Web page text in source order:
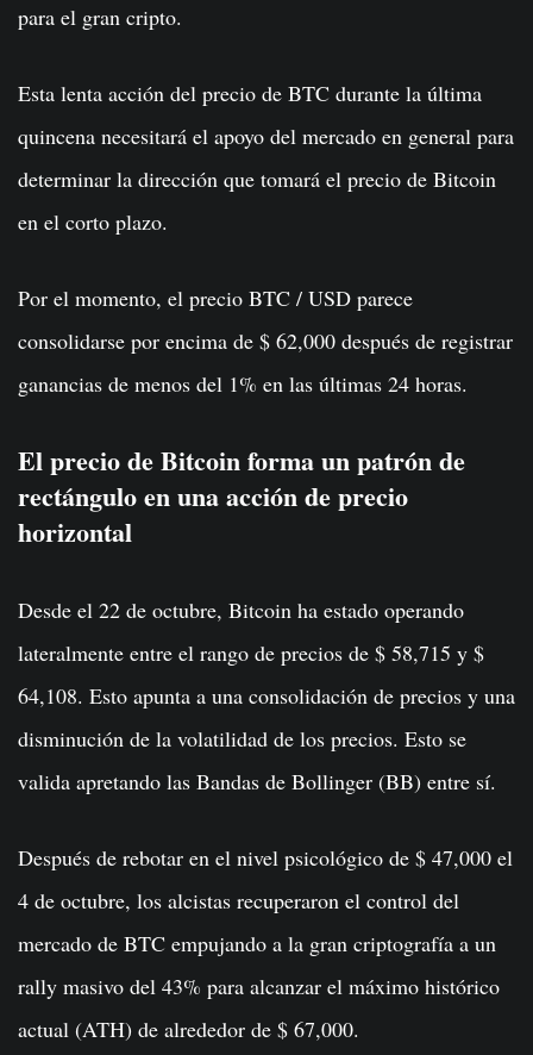
para el gran cripto.
Esta lenta acción del precio de BTC durante la última
quincena necesitará el apoyo del mercado en general para
determinar la dirección que tomará el precio de Bitcoin
en el corto plazo.
Por el momento, el precio BTC / USD parece
consolidarse por encima de $ 62,000 después de registrar
ganancias de menos del 1% en las últimas 24 horas.
El precio de Bitcoin forma un patrón de
rectángulo en una acción de precio
horizontal
Desde el 22 de octubre, Bitcoin ha estado operando
lateralmente entre el rango de precios de $ 58,715 y $
64,108. Esto apunta a una consolidación de precios y una
disminución de la volatilidad de los precios. Esto se
valida apretando las Bandas de Bollinger (BB) entre sí.
Después de rebotar en el nivel psicológico de $ 47,000 el
4 de octubre, los alcistas recuperaron el control del
mercado de BTC empujando a la gran criptografía a un
rally masivo del 43% para alcanzar el máximo histórico
actual (ATH) de alrededor de $ 67,000.